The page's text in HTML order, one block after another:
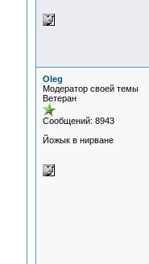
Oleg
Модератор своей темы
Ветеран
Сообщений: 8943
Йожык в нирване